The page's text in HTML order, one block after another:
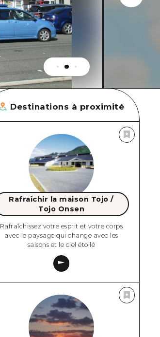
Destinations à proximité
Rafraîchir la maison Tojo /
Tojo Onsen
Rafraîchissez votre esprit et votre corps
avec le paysage qui change avec les
saisons et le ciel étoilé